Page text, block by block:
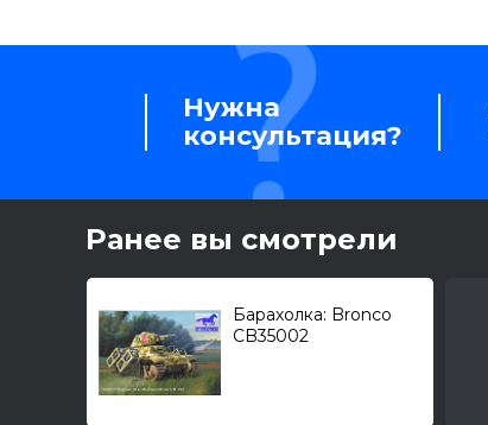
Нужна
консультация?
Ранее вы смотрели
Барахолка: Bronco
CB35002